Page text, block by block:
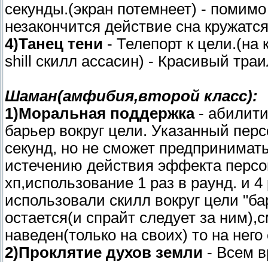
секунды.(экран потемнеет) -
незакончится действие сна
4)Танец тени - Телепорт к цели.(на
shill скилл ассасин) - Красивый
Шаман(амфибия,второй класс):
1)Моральная поддержка-
барьер вокруг цели. Указанный
секунд, но не сможет
истечению действия эффекта
хп,использование 1 раз в раунд. и 4
использовали скилл вокруг цели
остается(и спрайт следует за
наведен(только на своих) то на
2)Проклятие духов земли - Всем